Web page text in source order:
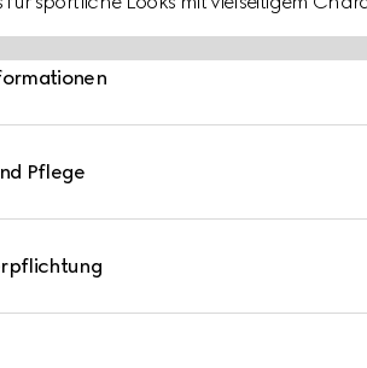
weißes Leder mit beigefarbenem
Wildlederdetails.
Pflege